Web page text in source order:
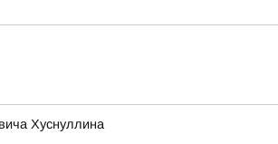
Хуснуллина